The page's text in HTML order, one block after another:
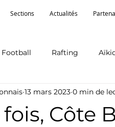
Sections Actualités
Football Rafting
Pelote Pentathlon
Côte
13 mars 2023 0 min de